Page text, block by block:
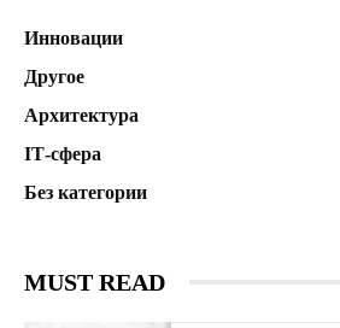
Инновации
Другое
Архитектура
ІТ-сфера
Без категории
MUST READ